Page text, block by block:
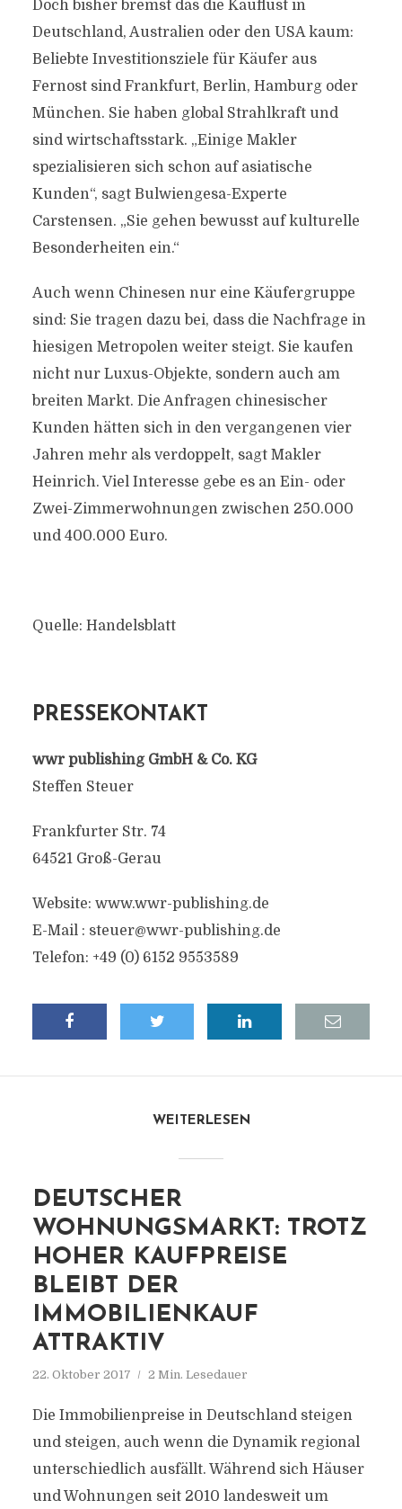
Doch bisher bremst das die Kauflust in
Deutschland, Australien oder den USA kaum:
Beliebte Investitionsziele für Käufer aus
Fernost sind Frankfurt, Berlin, Hamburg oder
München. Sie haben global Strahlkraft und
sind wirtschaftsstark. „Einige Makler
spezialisieren sich schon auf asiatische
Kunden“, sagt Bulwiengesa-Experte
Carstensen. „Sie gehen bewusst auf kulturelle
Besonderheiten ein.“
Auch wenn Chinesen nur eine Käufergruppe
sind: Sie tragen dazu bei, dass die Nachfrage in
hiesigen Metropolen weiter steigt. Sie kaufen
nicht nur Luxus-Objekte, sondern auch am
breiten Markt. Die Anfragen chinesischer
Kunden hätten sich in den vergangenen vier
Jahren mehr als verdoppelt, sagt Makler
Heinrich. Viel Interesse gebe es an Ein- oder
Zwei-Zimmerwohnungen zwischen 250.000
und 400.000 Euro.
Quelle: Handelsblatt
PRESSEKONTAKT
wwr publishing GmbH & Co. KG
Steffen Steuer
Frankfurter Str. 74
64521 Groß-Gerau
Website: www.wwr-publishing.de
E-Mail : steuer@wwr-publishing.de
Telefon: +49 (0) 6152 9553589
WEITERLESEN
DEUTSCHER
WOHNUNGSMARKT: TROTZ
HOHER KAUFPREISE
BLEIBT DER
IMMOBILIENKAUF
ATTRAKTIV
22. Oktober 2017 2 Min. Lesedauer
Die Immobilienpreise in Deutschland steigen
und steigen, auch wenn die Dynamik regional
unterschiedlich ausfällt. Während sich Häuser
und Wohnungen seit 2010 landesweit um